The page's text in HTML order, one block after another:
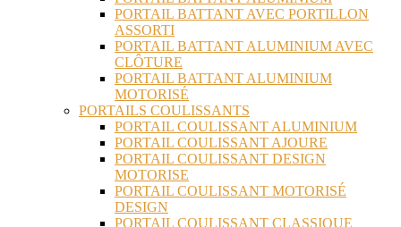
PORTAIL BATTANT AVEC PORTILLON
ASSORTI
PORTAIL BATTANT ALUMINIUM AVEC
CLÔTURE
PORTAIL BATTANT ALUMINIUM
MOTORISÉ
PORTAILS COULISSANTS
PORTAIL COULISSANT ALUMINIUM
PORTAIL COULISSANT AJOURE
PORTAIL COULISSANT DESIGN
MOTORISE
PORTAIL COULISSANT MOTORISÉ
DESIGN
PORTAIL COULISSANT CLASSIQUE